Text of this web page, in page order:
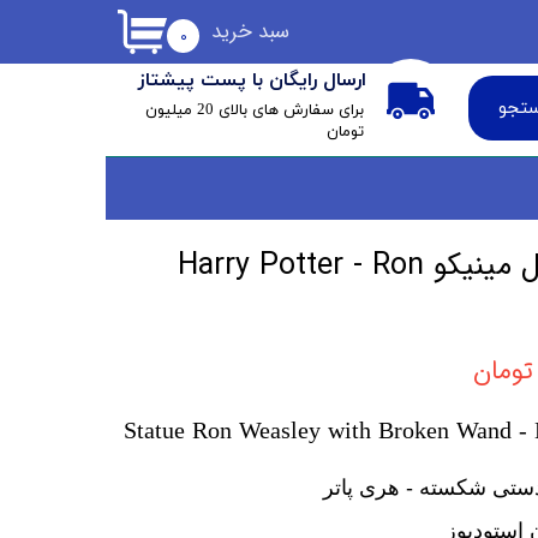
ارسال رایگان با پست پیشتاز
​برای سفارش های بالای 20 میلیون
تومان
۰ سبد خرید
فیگور رون ویزلی مدل مینیکو Harry Potter - Ron
Statue Ron Weasley with Broken Wand
شکسته - هری پاتر